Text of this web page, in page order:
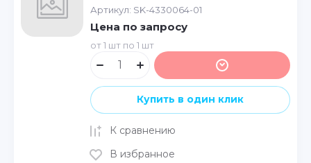
Артикул: SK-4330064-01
Цена по запросу
от 1 шт по 1 шт
Купить в один клик
К сравнению
В избранное